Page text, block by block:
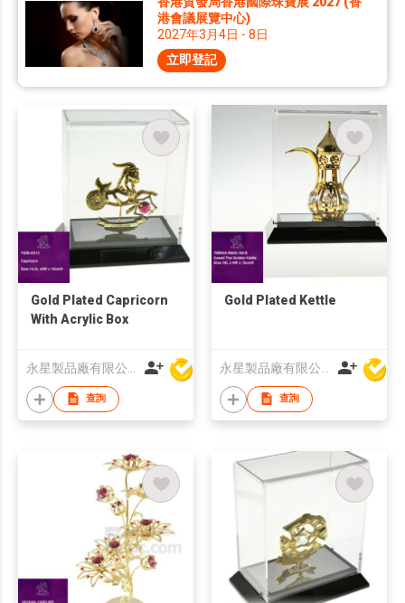
港會議展覽中心)
2027年3月4日 - 8日
立即登記
Gold Plated Capricorn
With Acrylic Box
查詢
Gold Plated Kettle
查詢